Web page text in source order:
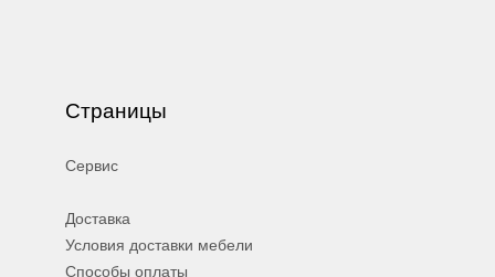
Страницы
Сервис
Доставка
Условия доставки мебели
Способы оплаты